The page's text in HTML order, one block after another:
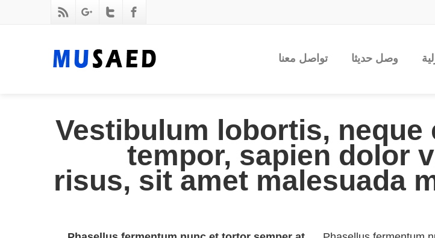
وصل حديثا تواصل معنا
Vestibulum lobortis, neque
tempor, sapien dolor
risus, sit amet malesuada